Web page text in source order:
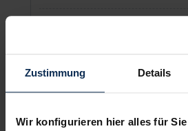
Zustimmung Details
Wir konfigurieren hier alles für Sie
UVP:63.025 €
520 € /Monat